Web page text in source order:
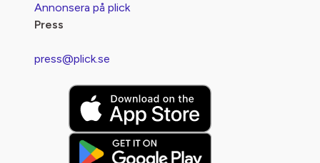
Annonsera på plick
Press
press@plick.se